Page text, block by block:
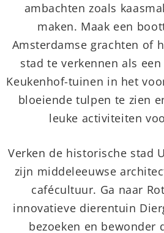
ambachten zoals
maken. Maak een
Amsterdamse grachten of
stad te verkennen als
Keukenhof-tuinen in het
bloeiende tulpen te zien
leuke activiteiten
Verken de historische stad
zijn middeleeuwse
cafécultuur. Ga naar
innovatieve dierentuin
bezoeken en bewonder